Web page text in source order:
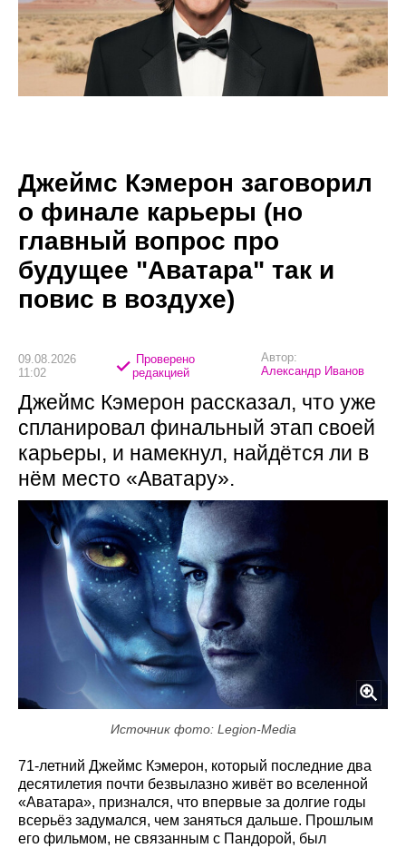
Джеймс Кэмерон заговорил
о финале карьеры (но
главный вопрос про
будущее "Аватара" так и
повис в воздухе)
09.08.2026
11:02
Проверено
редакцией
Автор:
Александр Иванов
Джеймс Кэмерон рассказал, что уже
спланировал финальный этап своей
карьеры, и намекнул, найдётся ли в
нём место «Аватару».
Источник фото: Legion-Media
71-летний Джеймс Кэмерон, который последние два
десятилетия почти безвылазно живёт во вселенной
«Аватара», признался, что впервые за долгие годы
всерьёз задумался, чем заняться дальше. Прошлым
его фильмом, не связанным с Пандорой, был